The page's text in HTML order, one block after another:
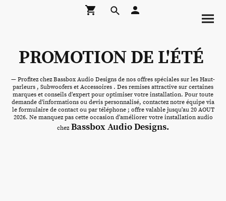
PROMOTION DE L'ÉTÉ
— Profitez chez Bassbox Audio Designs de nos offres spéciales sur les Haut-
parleurs , Subwoofers et Accessoires . Des remises attractive sur certaines
marques et conseils d'expert pour optimiser votre installation. Pour toute
demande d'informations ou devis personnalisé, contactez notre équipe via
le formulaire de contact ou par téléphone ; offre valable jusqu'au 20 AOUT
2026. Ne manquez pas cette occasion d'améliorer votre installation audio
chezBassbox Audio Designs.